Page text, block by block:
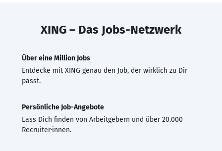
XING – Das Jobs-Netzwerk
Über eine Million Jobs
Entdecke mit XING genau den Job, der wirklich zu Dir
passt.
Persönliche Job-Angebote
Lass Dich finden von Arbeitgebern und über 20.000
Recruiter·innen.